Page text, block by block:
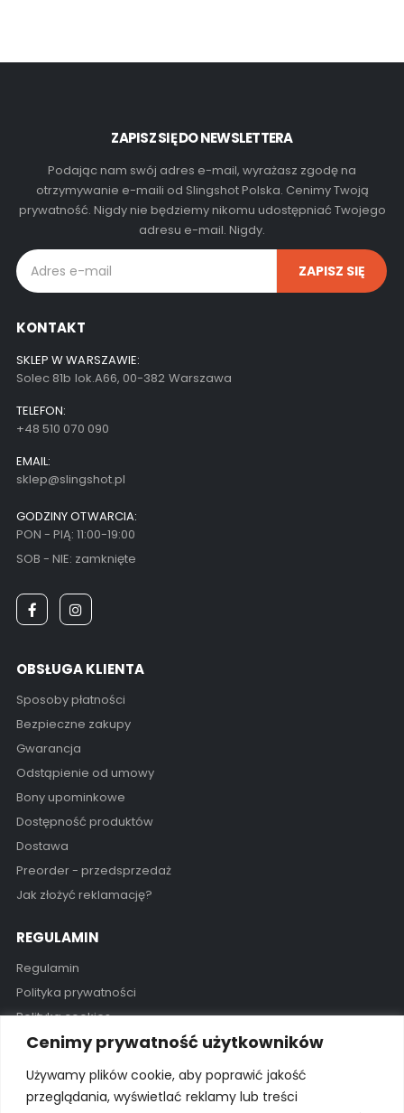
Cenimy prywatność użytkowników
Używamy plików cookie, aby poprawić jakość
przeglądania, wyświetlać reklamy lub treści
ZAPISZ SIĘ DO NEWSLETTERA
Podając nam swój adres e-mail, wyrażasz zgodę na
otrzymywanie e-maili od Slingshot Polska. Cenimy Twoją
prywatność. Nigdy nie będziemy nikomu udostępniać Twojego
adresu e-mail. Nigdy.
KONTAKT
SKLEP W WARSZAWIE:
Solec 81b lok.A66, 00-382 Warszawa
TELEFON:
+48 510 070 090
EMAIL:
sklep@slingshot.pl
GODZINY OTWARCIA:
PON - PIĄ: 11:00-19:00
SOB - NIE: zamknięte
OBSŁUGA KLIENTA
Sposoby płatności
Bezpieczne zakupy
Gwarancja
Odstąpienie od umowy
Bony upominkowe
Dostępność produktów
Dostawa
Preorder - przedsprzedaż
Jak złożyć reklamację?
REGULAMIN
Regulamin
Polityka prywatności
Polityka cookies
GODZINY OTWARCIA
Pon - Pią / 11:00 - 19:00